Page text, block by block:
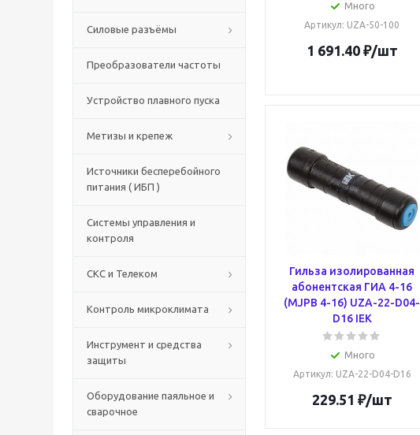
Силовые разъёмы
Преобразователи частоты
Устройство плавного пуска
Метизы и крепеж
Источники бесперебойного
питания ( ИБП )
Системы управления и
контроля
СКС и Телеком
Контроль микроклимата
Инструмент и средства
защиты
Оборудование паяльное и
сварочное
Много
Артикул: UZA-50-100
1 691.40₽/шт
Гильза изолированная
абонентская ГИА 4-16
(MJPB 4-16) UZA-22-D04-
D16 IEK
Много
Артикул: UZA-22-D04-D16
229.51 ₽/шт